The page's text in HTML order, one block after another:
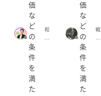
価
な
ど
の
条
件
を
満
た
和
田
価
な
ど
の
条
件
を
満
た
戦
略